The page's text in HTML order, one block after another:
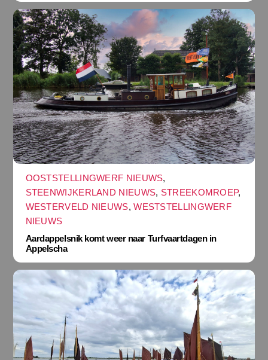
OOSTSTELLINGWERF NIEUWS,
STEENWIJKERLAND NIEUWS, STREEKOMROEP,
WESTERVELD NIEUWS,WESTSTELLINGWERF
NIEUWS
Aardappelsnik komt weer naar Turfvaartdagen in
Appelscha